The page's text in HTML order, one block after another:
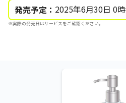
発売予定： 2025年6月30日 0時
※実際の発売日はサービスをご確認ください。